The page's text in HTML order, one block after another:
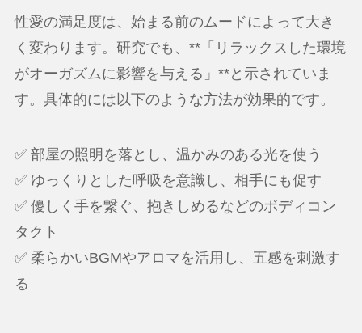
性愛の満足度は、始まる前のムードによって大き
く変わります。研究でも、**「リラックスした環境
がオーガズムに影響を与える」**と示されていま
す。具体的には以下のような方法が効果的です。
✅ 部屋の照明を落とし、温かみのある光を使う
✅ ゆっくりとした呼吸を意識し、相手にも促す
✅ 優しく手を繋ぐ、抱きしめるなどのボディコン
タクト
✅ 柔らかいBGMやアロマを活用し、五感を刺激す
る